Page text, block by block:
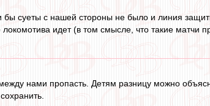
бы суеты с нашей стороны не было и линия
идет (в том смысле, что такие матчи
нами пропасть. Детям разницу можно